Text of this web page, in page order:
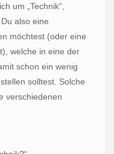
um „Technik“,
Du also eine
möchtest (oder eine
welche in eine der
schon ein wenig
solltest. Solche
verschiedenen